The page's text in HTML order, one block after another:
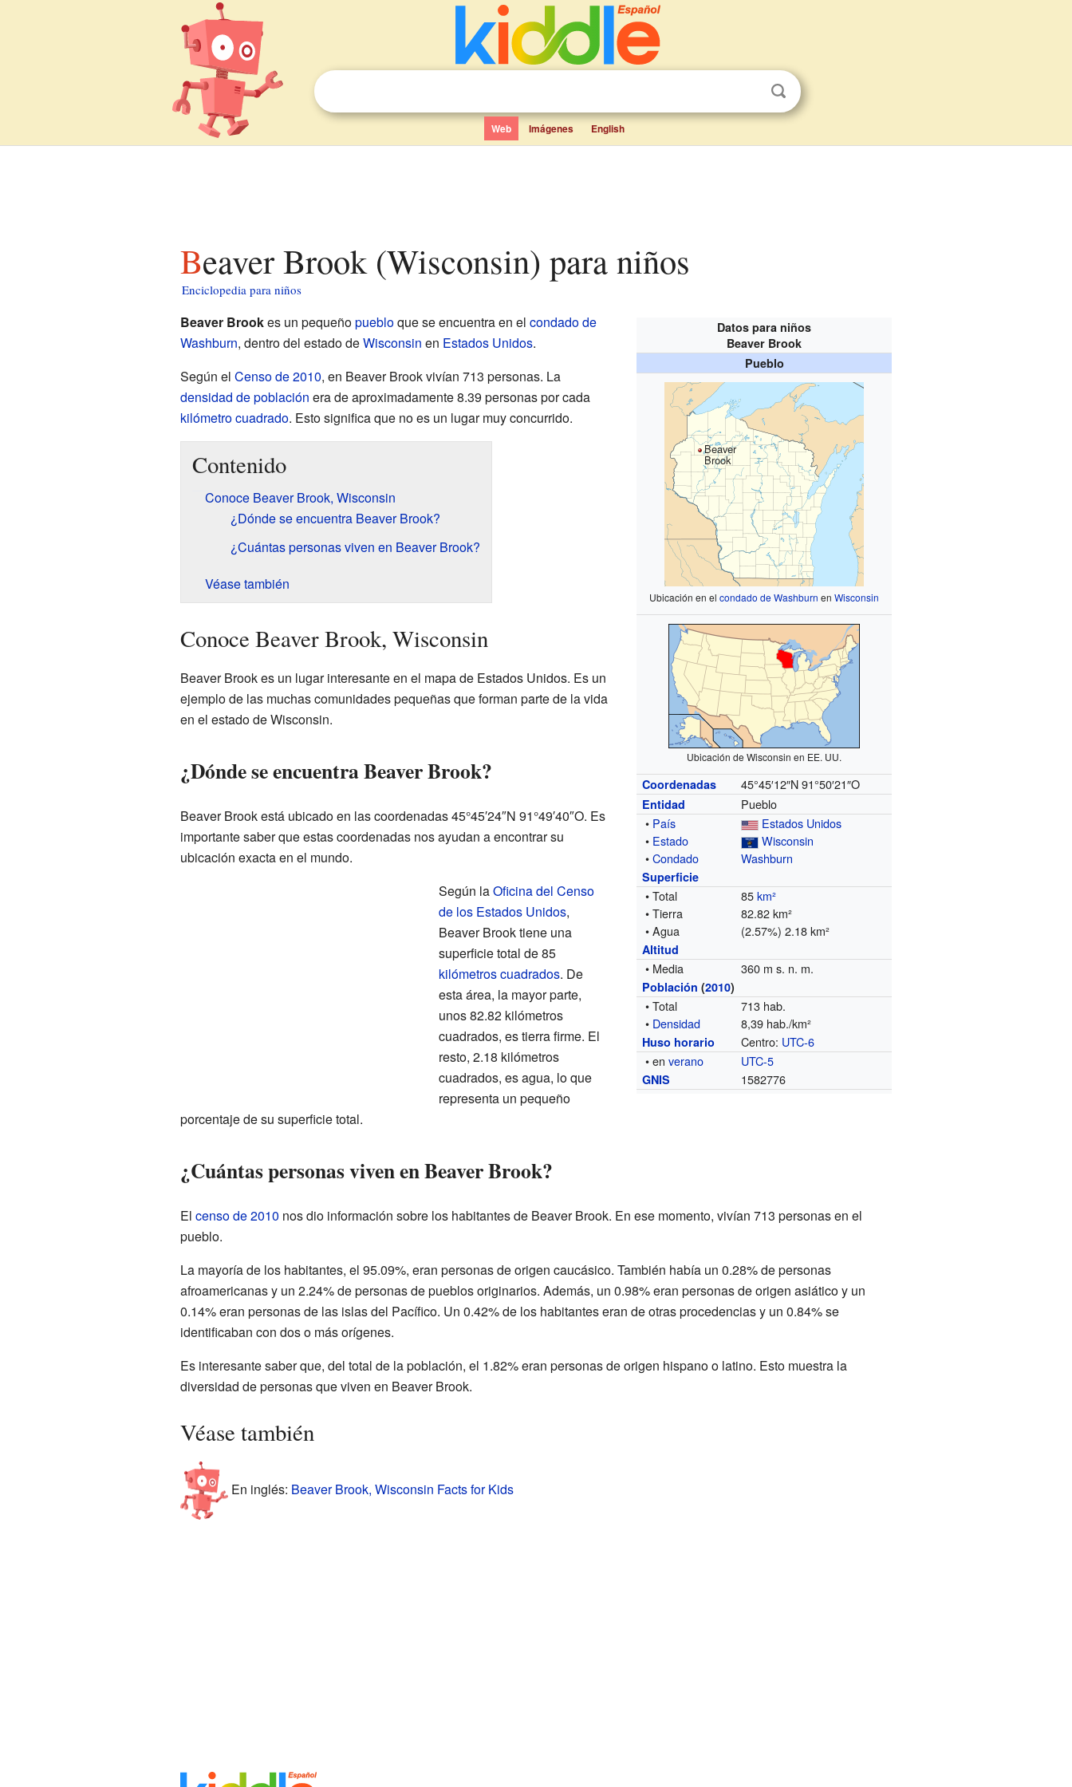
Web Imágenes English
Beaver Brook (Wisconsin) para niños
Enciclopedia para niños
Datos para niños
Beaver Brook
Pueblo
Beaver
Brook
Ubicación en elcondado de Washburn enWisconsin
Ubicación de Wisconsin en EE. UU.
Coordenadas 45°45′12″N 91°50′21″O
Entidad
Pueblo
• País
Estados Unidos
• Estado
Wisconsin
•Condado Washburn
Superficie
• Total 85km²
• Tierra
82.82 km²
• Agua
(2.57%) 2.18 km²
Altitud
• Media 360 m s. n. m.
Población (2010)
• Total
713 hab.
• Densidad 8,39 hab./km²
Huso horario Centro: UTC-6
• enverano UTC-5
GNIS 1582776
Beaver Brookes un pequeñopuebloque se encuentra en el condado de
Washburn, dentro del estado deWisconsin en Estados Unidos.
Según el Censo de 2010, en Beaver Brook vivían 713 personas. La
densidad de población era de aproximadamente 8.39 personas por cada
kilómetro cuadrado. Esto significa que no es un lugar muy concurrido.
Contenido
Conoce Beaver Brook, Wisconsin
¿Dónde se encuentra Beaver Brook?
¿Cuántas personas viven en Beaver Brook?
Véase también
Conoce Beaver Brook, Wisconsin
Beaver Brook es un lugar interesante en el mapa de Estados Unidos. Es un
ejemplo de las muchas comunidades pequeñas que forman parte de la vida
en el estado de Wisconsin.
¿Dónde se encuentra Beaver Brook?
Beaver Brook está ubicado en las coordenadas 45°45′24″N 91°49′40″O. Es
importante saber que estas coordenadas nos ayudan a encontrar su
ubicación exacta en el mundo.
Según laOficina del Censo
de los Estados Unidos,
Beaver Brook tiene una
superficie total de 85
kilómetros cuadrados. De
esta área, la mayor parte,
unos 82.82 kilómetros
cuadrados, es tierra firme. El
resto, 2.18 kilómetros
cuadrados, es agua, lo que
representa un pequeño
porcentaje de su superficie total.
¿Cuántas personas viven en Beaver Brook?
El censo de 2010 nos dio información sobre los habitantes de Beaver Brook. En ese momento, vivían 713 personas en el
pueblo.
La mayoría de los habitantes, el 95.09%, eran personas de origen caucásico. También había un 0.28% de personas
afroamericanas y un 2.24% de personas de pueblos originarios. Además, un 0.98% eran personas de origen asiático y un
0.14% eran personas de las islas del Pacífico. Un 0.42% de los habitantes eran de otras procedencias y un 0.84% se
identificaban con dos o más orígenes.
Es interesante saber que, del total de la población, el 1.82% eran personas de origen hispano o latino. Esto muestra la
diversidad de personas que viven en Beaver Brook.
Véase también
En inglés: Beaver Brook, Wisconsin Facts for Kids